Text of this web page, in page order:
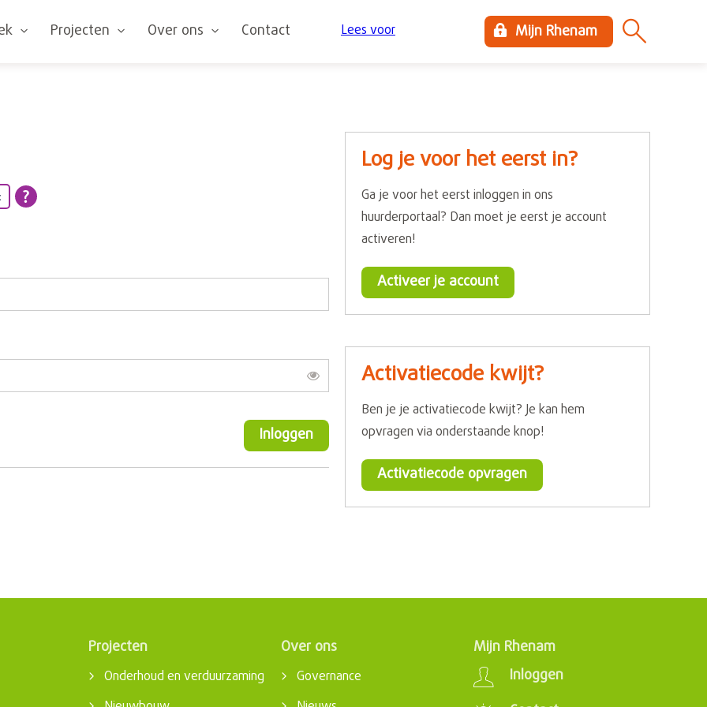
Projecten Over ons Contact Mijn Rhenam
Lees voor
Inloggen
Log je voor het eerst in?
Ga je voor het eerst inloggen in ons
huurderportaal? Dan moet je eerst je account
activeren!
Activeer je account
Activatiecode kwijt?
Ben je je activatiecode kwijt? Je kan hem
opvragen via onderstaande knop!
Activatiecode opvragen
Projecten
Onderhoud en verduurzaming
Over ons
Governance
Mijn Rhenam
Inloggen